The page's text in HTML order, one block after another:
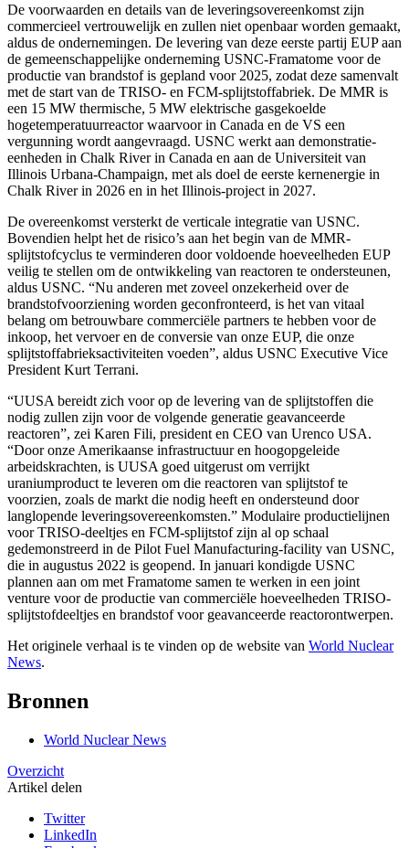
De voorwaarden en details van de leveringsovereenkomst zijn
commercieel vertrouwelijk en zullen niet openbaar worden gemaakt,
aldus de ondernemingen. De levering van deze eerste partij EUP aan
de gemeenschappelijke onderneming USNC-Framatome voor de
productie van brandstof is gepland voor 2025, zodat deze samenvalt
met de start van de TRISO- en FCM-splijtstoffabriek. De MMR is
een 15 MW thermische, 5 MW elektrische gasgekoelde
hogetemperatuurreactor waarvoor in Canada en de VS een
vergunning wordt aangevraagd. USNC werkt aan demonstratie-
eenheden in Chalk River in Canada en aan de Universiteit van
Illinois Urbana-Champaign, met als doel de eerste kernenergie in
Chalk River in 2026 en in het Illinois-project in 2027.
De overeenkomst versterkt de verticale integratie van USNC.
Bovendien helpt het de risico’s aan het begin van de MMR-
splijtstofcyclus te verminderen door voldoende hoeveelheden EUP
veilig te stellen om de ontwikkeling van reactoren te ondersteunen,
aldus USNC. “Nu anderen met zoveel onzekerheid over de
brandstofvoorziening worden geconfronteerd, is het van vitaal
belang om betrouwbare commerciële partners te hebben voor de
inkoop, het vervoer en de conversie van onze EUP, die onze
splijtstoffabrieksactiviteiten voeden”, aldus USNC Executive Vice
President Kurt Terrani.
“UUSA bereidt zich voor op de levering van de splijtstoffen die
nodig zullen zijn voor de volgende generatie geavanceerde
reactoren”, zei Karen Fili, president en CEO van Urenco USA.
“Door onze Amerikaanse infrastructuur en hoogopgeleide
arbeidskrachten, is UUSA goed uitgerust om verrijkt
uraniumproduct te leveren om die reactoren van splijtstof te
voorzien, zoals de markt die nodig heeft en ondersteund door
langlopende leveringsovereenkomsten.” Modulaire productielijnen
voor TRISO-deeltjes en FCM-splijtstof zijn al op schaal
gedemonstreerd in de Pilot Fuel Manufacturing-facility van USNC,
die in augustus 2022 is geopend. In januari kondigde USNC
plannen aan om met Framatome samen te werken in een joint
venture voor de productie van commerciële hoeveelheden TRISO-
splijtstofdeeltjes en brandstof voor geavanceerde reactorontwerpen.
Het originele verhaal is te vinden op de website van World Nuclear
News.
Bronnen
World Nuclear News
Overzicht
Artikel delen
Twitter
LinkedIn